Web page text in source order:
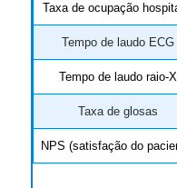
Taxa de ocupação
Tempo de laudo ECG
Tempo de laudo raio-X
Taxa de glosas
NPS (satisfação do